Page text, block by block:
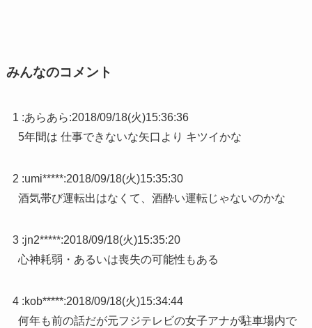
みんなのコメント
1 :あらあら:2018/09/18(火)15:36:36
5年間は 仕事できないな矢口より キツイかな
2 :umi*****:2018/09/18(火)15:35:30
酒気帯び運転出はなくて、酒酔い運転じゃないのかな
3 :jn2*****:2018/09/18(火)15:35:20
心神耗弱・あるいは喪失の可能性もある
4 :kob*****:2018/09/18(火)15:34:44
何年も前の話だが元フジテレビの女子アナが駐車場内で